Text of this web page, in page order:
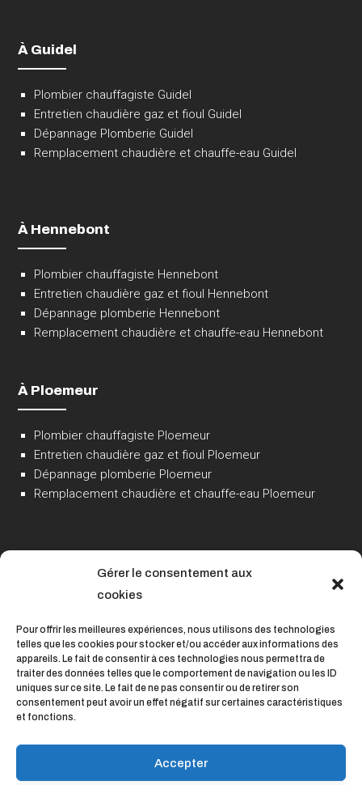
Gérer le consentement aux
cookies
Pour offrir les meilleures expériences, nous utilisons des technologies
telles que les cookies pour stocker et/ou accéder aux informations des
appareils. Le fait de consentir à ces technologies nous permettra de
traiter des données telles que le comportement de navigation ou les ID
uniques sur ce site. Le fait de ne pas consentir ou de retirer son
consentement peut avoir un effet négatif sur certaines caractéristiques
et fonctions.
Accepter
À Guidel
Plombier chauffagiste Guidel
Entretien chaudière gaz et fioul Guidel
Dépannage Plomberie Guidel
Remplacement chaudière et chauffe-eau Guidel
À Hennebont
Plombier chauffagiste Hennebont
Entretien chaudière gaz et fioul Hennebont
Dépannage plomberie Hennebont
Remplacement chaudière et chauffe-eau Hennebont
À Ploemeur
Plombier chauffagiste Ploemeur
Entretien chaudière gaz et fioul Ploemeur
Dépannage plomberie Ploemeur
Remplacement chaudière et chauffe-eau Ploemeur